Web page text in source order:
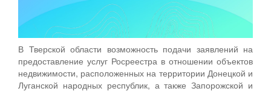
В Тверской области возможность подачи заявлений на
предоставление услуг Росреестра в отношении объектов
недвижимости, расположенных на территории Донецкой и
Луганской народных республик, а также Запорожской и